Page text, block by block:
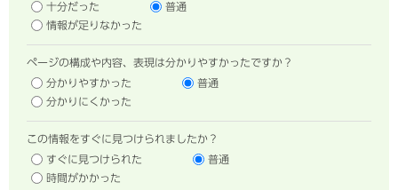
十分だった
普通
情報が足りなかった
ページの構成や内容、表現は分かりやすかったですか？
分かりやすかった
普通
分かりにくかった
この情報をすぐに見つけられましたか？
すぐに見つけられた
普通
時間がかかった